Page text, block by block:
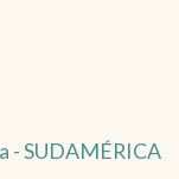
- SUDAMÉRICA